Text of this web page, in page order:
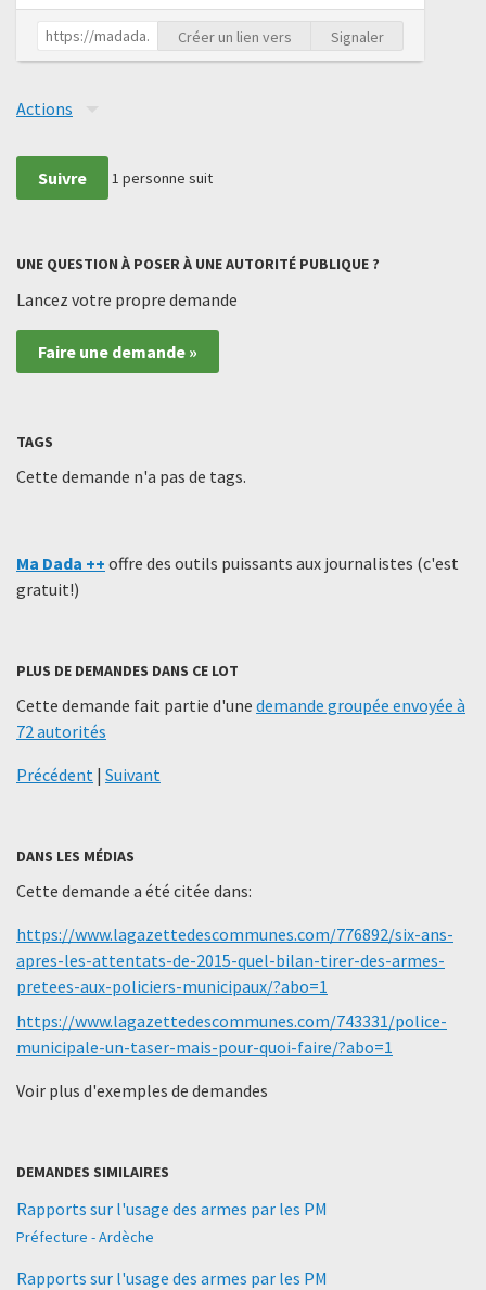
Créer un lien vers Signaler
Actions
Suivre 1 personne suit
UNE QUESTION À POSER À UNE AUTORITÉ PUBLIQUE ?
Lancez votre propre demande
Faire une demande »
TAGS
Cette demande n'a pas de tags.
Ma Dada ++ offre des outils puissants aux journalistes (c'est
gratuit!)
PLUS DE DEMANDES DANS CE LOT
Cette demande fait partie d'une demande groupée envoyée à
72 autorités
Précédent | Suivant
DANS LES MÉDIAS
Cette demande a été citée dans:
https://www.lagazettedescommunes.com/776892/six-ans-
apres-les-attentats-de-2015-quel-bilan-tirer-des-armes-
pretees-aux-policiers-municipaux/?abo=1
https://www.lagazettedescommunes.com/743331/police-
municipale-un-taser-mais-pour-quoi-faire/?abo=1
Voir plus d'exemples de demandes
DEMANDES SIMILAIRES
Rapports sur l'usage des armes par les PM
Préfecture - Ardèche
Rapports sur l'usage des armes par les PM